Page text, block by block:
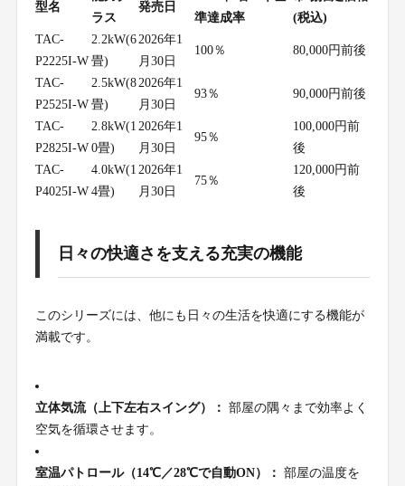
型名
ラス
発売日
準達成率
(税込)
TAC-
P2225I-W
2.2kW(6
畳)
2026年1
月30日
100％ 80,000円前後
TAC-
P2525I-W
2.5kW(8
畳)
2026年1
月30日
93％ 90,000円前後
TAC-
P2825I-W
2.8kW(1
0畳)
2026年1
月30日
95％
100,000円前
後
TAC-
P4025I-W
4.0kW(1
4畳)
2026年1
月30日
75％
120,000円前
後
日々の快適さを支える充実の機能
このシリーズには、他にも日々の生活を快適にする機能が
満載です。
立体気流（上下左右スイング）： 部屋の隅々まで効率よく
空気を循環させます。
室温パトロール（14℃／28℃で自動ON）： 部屋の温度を